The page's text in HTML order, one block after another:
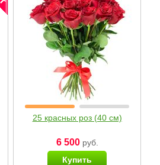
25 красных роз (40 см)
6 500руб.
Купить